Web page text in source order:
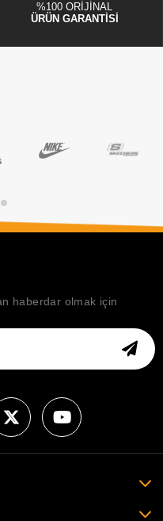
%100 ORİJİNAL
ÜRÜN GARANTİSİ
haberdar olmak için